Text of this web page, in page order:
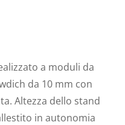
a moduli da
da 10 mm con
Altezza dello stand
in autonomia